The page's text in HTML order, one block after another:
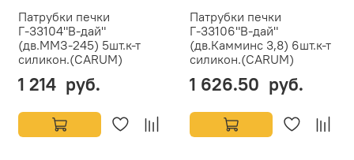
Патрубки печки
Г-33104"В-дай"
(дв.ММЗ-245) 5шт.к-т
силикон.(CARUM)
1 214 руб.
Патрубки печки
Г-33106"В-дай"
(дв.Камминс 3,8) 6шт.к-т
силикон.(CARUM)
1 626.50 руб.